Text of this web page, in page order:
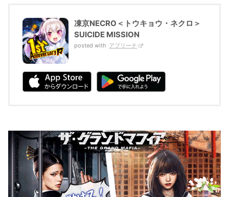
凍京NECRO＜トウキョウ・ネクロ＞
SUICIDE MISSION
posted with アプリーチ